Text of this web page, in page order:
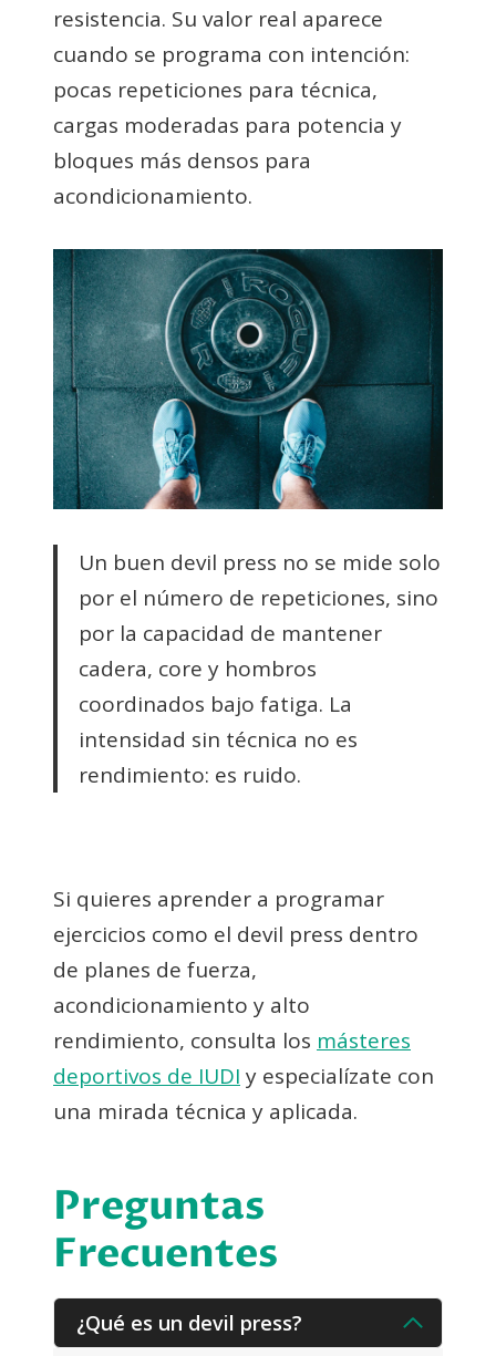
resistencia. Su valor real aparece
cuando se programa con intención:
pocas repeticiones para técnica,
cargas moderadas para potencia y
bloques más densos para
acondicionamiento.
Un buen devil press no se mide solo
por el número de repeticiones, sino
por la capacidad de mantener
cadera, core y hombros
coordinados bajo fatiga. La
intensidad sin técnica no es
rendimiento: es ruido.
Si quieres aprender a programar
ejercicios como el devil press dentro
de planes de fuerza,
acondicionamiento y alto
rendimiento, consulta los másteres
deportivos de IUDI y especialízate con
una mirada técnica y aplicada.
Preguntas
Frecuentes
¿Qué es un devil press?